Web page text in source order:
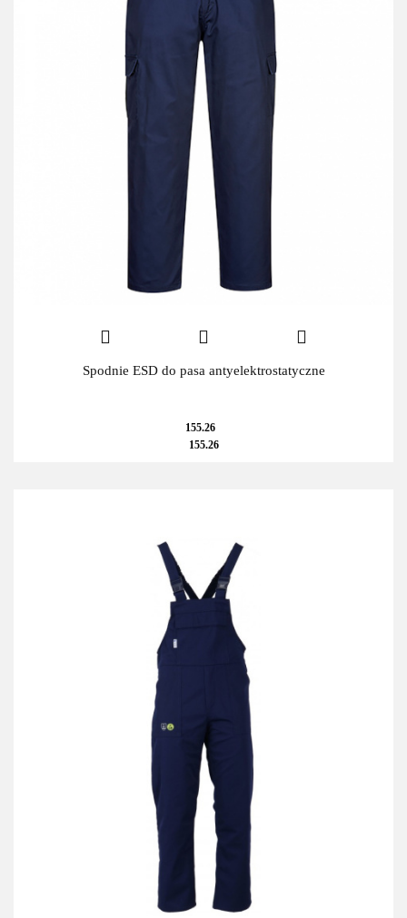
Spodnie ESD do pasa antyelektrostatyczne
155.26
155.26